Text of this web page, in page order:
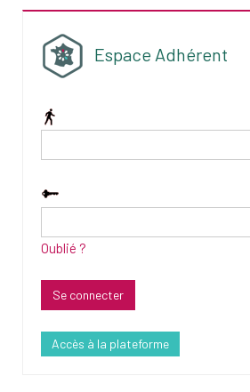
Espace Adhérent
Oublié ?
Accès à la plateforme